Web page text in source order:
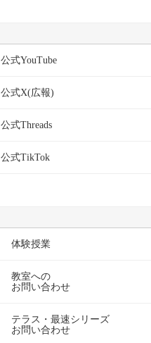
公式YouTube
公式X(広報)
公式Threads
公式TikTok
体験授業
教室への
お問い合わせ
テラス・最速シリーズ
お問い合わせ